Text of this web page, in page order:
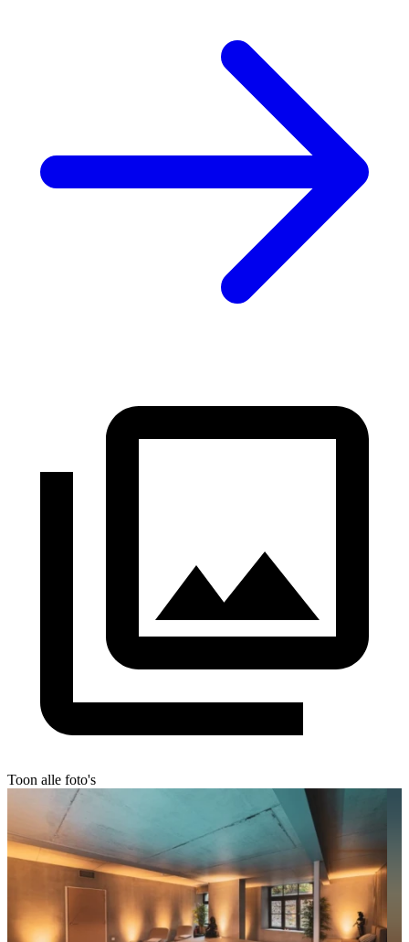
Toon alle foto's